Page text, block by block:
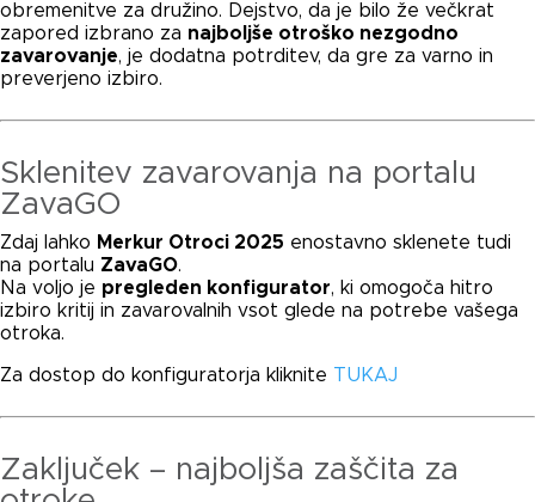
obremenitve za družino. Dejstvo, da je bilo že večkrat
zapored izbrano za najboljše otroško nezgodno
zavarovanje, je dodatna potrditev, da gre za varno in
preverjeno izbiro.
Sklenitev zavarovanja na portalu
ZavaGO
Zdaj lahko Merkur Otroci 2025 enostavno sklenete tudi
na portalu ZavaGO.
Na voljo je pregleden konfigurator, ki omogoča hitro
izbiro kritij in zavarovalnih vsot glede na potrebe vašega
otroka.
Za dostop do konfiguratorja kliknite TUKAJ
Zaključek – najboljša zaščita za